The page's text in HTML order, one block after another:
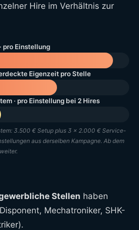
Hire im Verhältnis zur
pro Einstellung
Eigenzeit pro Stelle
· pro Einstellung bei 2 Hires
3.500 € Setup plus 3 × 2.000 € Service-
aus derselben Kampagne. Ab dem
Stellen haben
Mechatroniker, SHK-